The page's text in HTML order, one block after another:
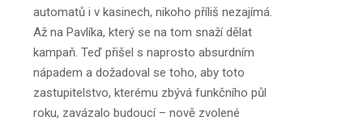
automatů i v kasinech, nikoho příliš nezajímá.
Až na Pavlíka, který se na tom snaží dělat
kampaň. Teď přišel s naprosto absurdním
nápadem a dožadoval se toho, aby toto
zastupitelstvo, kterému zbývá funkčního půl
roku, zavázalo budoucí – nově zvolené